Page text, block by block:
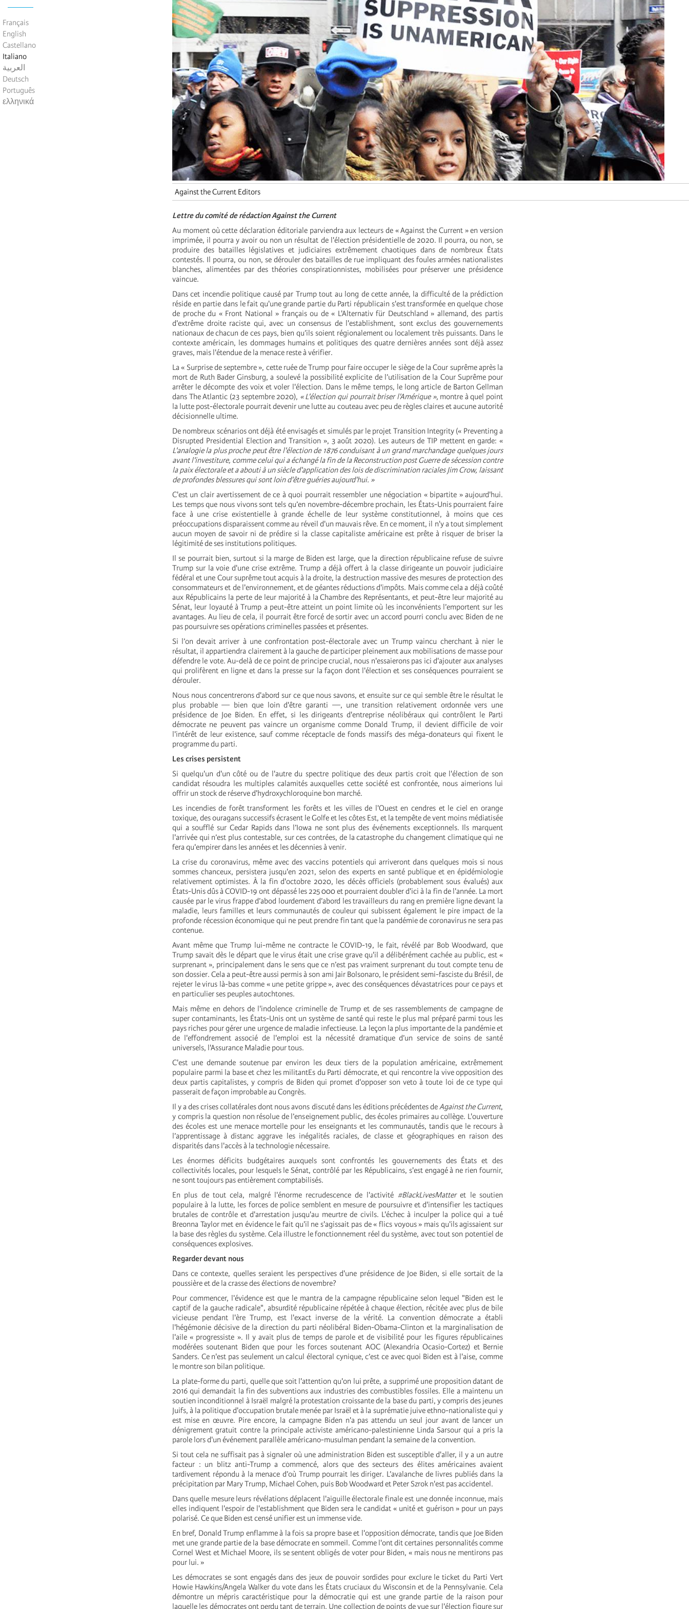
Français
English
Castellano
Italiano
العربية
Deutsch
Português
ελληνικά
Against the Current Editors
Lettre du comité de rédaction Against the Current
Au moment où cette déclaration éditoriale parviendra aux lecteurs de « Against the Current » en version
imprimée, il pourra y avoir ou non un résultat de l'élection présidentielle de 2020. Il pourra, ou non, se
produire des batailles législatives et judiciaires extrêmement chaotiques dans de nombreux États
contestés. Il pourra, ou non, se dérouler des batailles de rue impliquant des foules armées nationalistes
blanches, alimentées par des théories conspirationnistes, mobilisées pour préserver une présidence
vaincue.
Dans cet incendie politique causé par Trump tout au long de cette année, la difficulté de la prédiction
réside en partie dans le fait qu'une grande partie du Parti républicain s'est transformée en quelque chose
de proche du « Front National » français ou de « L'Alternativ für Deutschland » allemand, des partis
d'extrême droite raciste qui, avec un consensus de l'establishment, sont exclus des gouvernements
nationaux de chacun de ces pays, bien qu’ils soient régionalement ou localement très puissants. Dans le
contexte américain, les dommages humains et politiques des quatre dernières années sont déjà assez
graves, mais l'étendue de la menace reste à vérifier.
La « Surprise de septembre », cette ruée de Trump pour faire occuper le siège de la Cour suprême après la
mort de Ruth Bader Ginsburg, a soulevé la possibilité explicite de l’utilisation de la Cour Suprême pour
arrêter le décompte des voix et voler l'élection. Dans le même temps, le long article de Barton Gellman
dans The Atlantic (23 septembre 2020), « L'élection qui pourrait briser l'Amérique », montre à quel point
la lutte post-électorale pourrait devenir une lutte au couteau avec peu de règles claires et aucune autorité
décisionnelle ultime.
De nombreux scénarios ont déjà été envisagés et simulés par le projet Transition Integrity (« Preventing a
Disrupted Presidential Election and Transition », 3 août 2020). Les auteurs de TIP mettent en garde: «
L'analogie la plus proche peut être l'élection de 1876 conduisant à un grand marchandage quelques jours
avant l'investiture, comme celui qui a échangé la fin de la Reconstruction post Guerre de sécession contre
la paix électorale et a abouti à un siècle d'application des lois de discrimination raciales Jim Crow, laissant
de profondes blessures qui sont loin d'être guéries aujourd'hui. »
C'est un clair avertissement de ce à quoi pourrait ressembler une négociation « bipartite » aujourd'hui.
Les temps que nous vivons sont tels qu’en novembre-décembre prochain, les États-Unis pourraient faire
face à une crise existentielle à grande échelle de leur système constitutionnel, à moins que ces
préoccupations disparaissent comme au réveil d'un mauvais rêve. En ce moment, il n'y a tout simplement
aucun moyen de savoir ni de prédire si la classe capitaliste américaine est prête à risquer de briser la
légitimité de ses institutions politiques.
Il se pourrait bien, surtout si la marge de Biden est large, que la direction républicaine refuse de suivre
Trump sur la voie d'une crise extrême. Trump a déjà offert à la classe dirigeante un pouvoir judiciaire
fédéral et une Cour suprême tout acquis à la droite, la destruction massive des mesures de protection des
consommateurs et de l'environnement, et de géantes réductions d'impôts. Mais comme cela a déjà coûté
aux Républicains la perte de leur majorité à la Chambre des Représentants, et peut-être leur majorité au
Sénat, leur loyauté à Trump a peut-être atteint un point limite où les inconvénients l’emportent sur les
avantages. Au lieu de cela, il pourrait être forcé de sortir avec un accord pourri conclu avec Biden de ne
pas poursuivre ses opérations criminelles passées et présentes.
Si l’on devait arriver à une confrontation post-électorale avec un Trump vaincu cherchant à nier le
résultat, il appartiendra clairement à la gauche de participer pleinement aux mobilisations de masse pour
défendre le vote. Au-delà de ce point de principe crucial, nous n'essaierons pas ici d'ajouter aux analyses
qui prolifèrent en ligne et dans la presse sur la façon dont l'élection et ses conséquences pourraient se
dérouler.
Nous nous concentrerons d'abord sur ce que nous savons, et ensuite sur ce qui semble être le résultat le
plus probable — bien que loin d'être garanti —, une transition relativement ordonnée vers une
présidence de Joe Biden. En effet, si les dirigeants d'entreprise néolibéraux qui contrôlent le Parti
démocrate ne peuvent pas vaincre un organisme comme Donald Trump, il devient difficile de voir
l'intérêt de leur existence, sauf comme réceptacle de fonds massifs des méga-donateurs qui fixent le
programme du parti.
Les crises persistent
Si quelqu'un d'un côté ou de l'autre du spectre politique des deux partis croit que l'élection de son
candidat résoudra les multiples calamités auxquelles cette société est confrontée, nous aimerions lui
offrir un stock de réserve d'hydroxychloroquine bon marché.
Les incendies de forêt transforment les forêts et les villes de l'Ouest en cendres et le ciel en orange
toxique, des ouragans successifs écrasent le Golfe et les côtes Est, et la tempête de vent moins médiatisée
qui a soufflé sur Cedar Rapids dans l’Iowa ne sont plus des événements exceptionnels. Ils marquent
l'arrivée qui n’est plus contestable, sur ces contrées, de la catastrophe du changement climatique qui ne
fera qu'empirer dans les années et les décennies à venir.
La crise du coronavirus, même avec des vaccins potentiels qui arriveront dans quelques mois si nous
sommes chanceux, persistera jusqu'en 2021, selon des experts en santé publique et en épidémiologie
relativement optimistes. À la fin d'octobre 2020, les décès officiels (probablement sous évalués) aux
États-Unis dûs à COVID-19 ont dépassé les 225 000 et pourraient doubler d'ici à la fin de l'année. La mort
causée par le virus frappe d’abod lourdement d’abord les travailleurs du rang en première ligne devant la
maladie, leurs familles et leurs communautés de couleur qui subissent également le pire impact de la
profonde récession économique qui ne peut prendre fin tant que la pandémie de coronavirus ne sera pas
contenue.
Avant même que Trump lui-même ne contracte le COVID-19, le fait, révélé par Bob Woodward, que
Trump savait dès le départ que le virus était une crise grave qu'il a délibérément cachée au public, est «
surprenant », principalement dans le sens que ce n’est pas vraiment surprenant du tout compte tenu de
son dossier. Cela a peut-être aussi permis à son ami Jair Bolsonaro, le président semi-fasciste du Brésil, de
rejeter le virus là-bas comme « une petite grippe », avec des conséquences dévastatrices pour ce pays et
en particulier ses peuples autochtones.
Mais même en dehors de l'indolence criminelle de Trump et de ses rassemblements de campagne de
super contaminants, les États-Unis ont un système de santé qui reste le plus mal préparé parmi tous les
pays riches pour gérer une urgence de maladie infectieuse. La leçon la plus importante de la pandémie et
de l'effondrement associé de l'emploi est la nécessité dramatique d’un service de soins de santé
universels, l'Assurance Maladie pour tous.
C'est une demande soutenue par environ les deux tiers de la population américaine, extrêmement
populaire parmi la base et chez les militantEs du Parti démocrate, et qui rencontre la vive opposition des
deux partis capitalistes, y compris de Biden qui promet d'opposer son veto à toute loi de ce type qui
passerait de façon improbable au Congrès.
Il y a des crises collatérales dont nous avons discuté dans les éditions précédentes deAgainst the Current,
y compris la question non résolue de l’enseignement public, des écoles primaires au collège. L'ouverture
des écoles est une menace mortelle pour les enseignants et les communautés, tandis que le recours à
l’apprentissage à distanc aggrave les inégalités raciales, de classe et géographiques en raison des
disparités dans l'accès à la technologie nécessaire.
Les énormes déficits budgétaires auxquels sont confrontés les gouvernements des États et des
collectivités locales, pour lesquels le Sénat, contrôlé par les Républicains, s'est engagé à ne rien fournir,
ne sont toujours pas entièrement comptabilisés.
En plus de tout cela, malgré l'énorme recrudescence de l'activité #BlackLivesMatteret le soutien
populaire à la lutte, les forces de police semblent en mesure de poursuivre et d'intensifier les tactiques
brutales de contrôle et d'arrestation jusqu'au meurtre de civils. L'échec à inculper la police qui a tué
Breonna Taylor met en évidence le fait qu'il ne s'agissait pas de « flics voyous » mais qu'ils agissaient sur
la base des règles du système. Cela illustre le fonctionnement réel du système, avec tout son potentiel de
conséquences explosives.
Regarder devant nous
Dans ce contexte, quelles seraient les perspectives d'une présidence de Joe Biden, si elle sortait de la
poussière et de la crasse des élections de novembre?
Pour commencer, l'évidence est que le mantra de la campagne républicaine selon lequel "Biden est le
captif de la gauche radicale", absurdité républicaine répétée à chaque élection, récitée avec plus de bile
vicieuse pendant l'ère Trump, est l'exact inverse de la vérité. La convention démocrate a établi
l'hégémonie décisive de la direction du parti néolibéral Biden-Obama-Clinton et la marginalisation de
l'aile « progressiste ». Il y avait plus de temps de parole et de visibilité pour les figures républicaines
modérées soutenant Biden que pour les forces soutenant AOC (Alexandria Ocasio-Cortez) et Bernie
Sanders. Ce n'est pas seulement un calcul électoral cynique, c’est ce avec quoi Biden est à l'aise, comme
le montre son bilan politique.
La plate-forme du parti, quelle que soit l'attention qu'on lui prête, a supprimé une proposition datant de
2016 qui demandait la fin des subventions aux industries des combustibles fossiles. Elle a maintenu un
soutien inconditionnel à Israël malgré la protestation croissante de la base du parti, y compris des jeunes
Juifs, à la politique d'occupation brutale menée par Israël et à la suprématie juive ethno-nationaliste qui y
est mise en œuvre. Pire encore, la campagne Biden n'a pas attendu un seul jour avant de lancer un
dénigrement gratuit contre la principale activiste américano-palestinienne Linda Sarsour qui a pris la
parole lors d'un événement parallèle américano-musulman pendant la semaine de la convention.
Si tout cela ne suffisait pas à signaler où une administration Biden est susceptible d'aller, il y a un autre
facteur : un blitz anti-Trump a commencé, alors que des secteurs des élites américaines avaient
tardivement répondu à la menace d’où Trump pourrait les diriger. L’avalanche de livres publiés dans la
précipitation par Mary Trump, Michael Cohen, puis Bob Woodward et Peter Szrok n'est pas accidentel.
Dans quelle mesure leurs révélations déplacent l'aiguille électorale finale est une donnée inconnue, mais
elles indiquent l'espoir de l'establishment que Biden sera le candidat « unité et guérison » pour un pays
polarisé. Ce que Biden est censé unifier est un immense vide.
En bref, Donald Trump enflamme à la fois sa propre base et l'opposition démocrate, tandis que Joe Biden
met une grande partie de la base démocrate en sommeil. Comme l'ont dit certaines personnalités comme
Cornel West et Michael Moore, ils se sentent obligés de voter pour Biden, « mais nous ne mentirons pas
pour lui. »
Les démocrates se sont engagés dans des jeux de pouvoir sordides pour exclure le ticket du Parti Vert
Howie Hawkins/Angela Walker du vote dans les États cruciaux du Wisconsin et de la Pennsylvanie. Cela
démontre un mépris caractéristique pour la démocratie qui est une grande partie de la raison pour
laquelle les démocrates ont perdu tant de terrain. Une collection de points de vue sur l'élection figure sur